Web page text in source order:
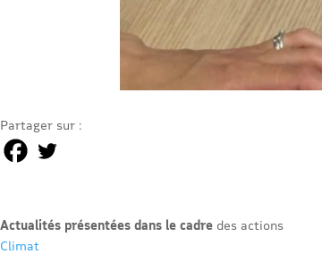
Partager sur :
Actualités présentées dans le cadre des actions
Climat